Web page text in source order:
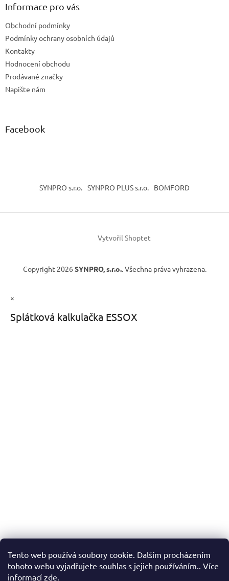
Tento web používá soubory cookie. Dalším procházením
tohoto webu vyjadřujete souhlas s jejich používáním.. Více
informací zde.
Informace pro vás
Obchodní podmínky
Podmínky ochrany osobních údajů
Kontakty
Hodnocení obchodu
Prodávané značky
Napište nám
Facebook
SYNPRO s.r.o. SYNPRO PLUS s.r.o. BOMFORD
Vytvořil Shoptet
Copyright 2026 SYNPRO, s.r.o.. Všechna práva vyhrazena.
×
Splátková kalkulačka ESSOX